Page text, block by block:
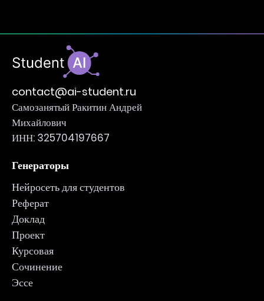
contact@ai-student.ru
Самозанятый Ракитин Андрей
Михайлович
ИНН: 325704197667
Генераторы
Нейросеть для студентов
Реферат
Доклад
Проект
Курсовая
Сочинение
Эссе